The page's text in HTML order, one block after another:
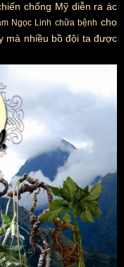
chống Mỹ diễn ra ác
Ngọc Linh chữa bệnh cho
mà nhiều bồ đội ta được